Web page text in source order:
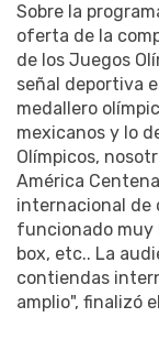
Sobre la
oferta de la
de los Juegos
señal deportiva
medallero
mexicanos y lo
Olímpicos,
América
internacional de
funcionado muy
box, etc.. La
contiendas
amplio", finalizó